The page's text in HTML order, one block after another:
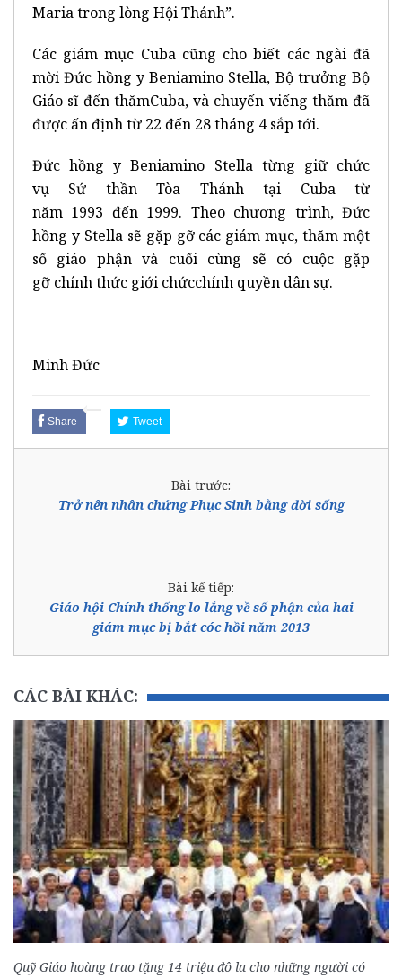
Maria trong lòng Hội Thánh”.
Các giám mục Cuba cũng cho biết các ngài đã
mời Đức hồng y Beniamino Stella, Bộ trưởng Bộ
Giáo sĩ đến thămCuba, và chuyến viếng thăm đã
được ấn định từ 22 đến 28 tháng 4 sắp tới.
Đức hồng y Beniamino Stella từng giữ chức
vụ Sứ thần Tòa Thánh tại Cuba từ
năm 1993 đến 1999. Theo chương trình, Đức
hồng y Stella sẽ gặp gỡ các giám mục, thăm một
số giáo phận và cuối cùng sẽ có cuộc gặp
gỡ chính thức giới chứcchính quyền dân sự.
Minh Đức
Share Tweet
Bài trước:
Trở nên nhân chứng Phục Sinh bằng đời sống
Bài kế tiếp:
Giáo hội Chính thống lo lắng về số phận của hai
giám mục bị bắt cóc hồi năm 2013
CÁC BÀI KHÁC:
Quỹ Giáo hoàng trao tặng 14 triệu đô la cho những người có